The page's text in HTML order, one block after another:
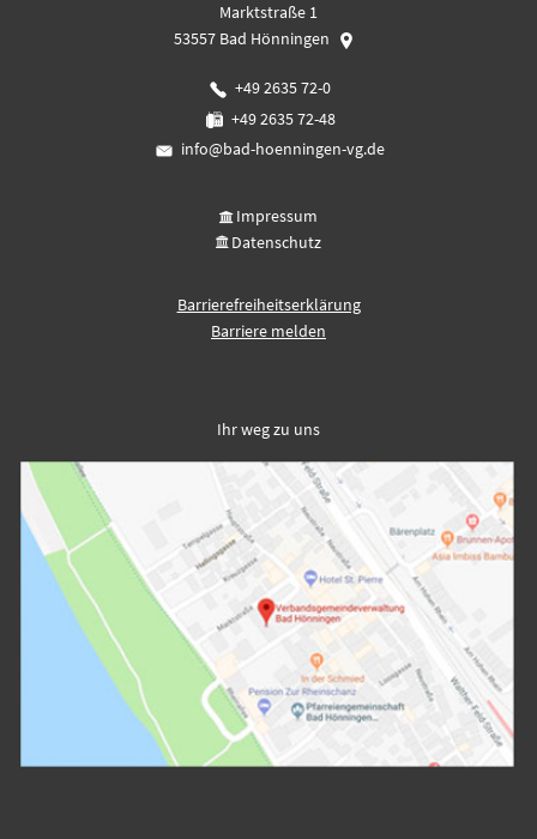
Marktstraße 1
53557 Bad Hönningen
+49 2635 72-0
+49 2635 72-48
info@bad-hoenningen-vg.de
Impressum
Datenschutz
Barrierefreiheitserklärung
Barriere melden
Ihr weg zu uns